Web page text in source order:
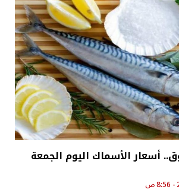
أسعار الأسماك اليوم الجمعة